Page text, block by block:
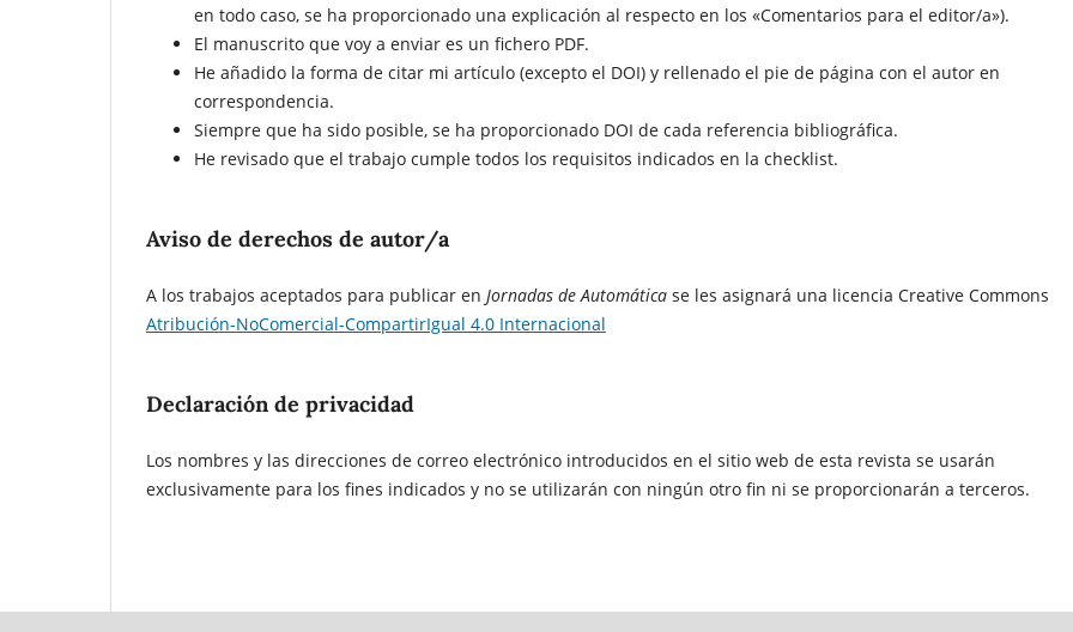
en todo caso, se ha proporcionado una explicación al respecto en los «Comentarios para el editor/a»).
El manuscrito que voy a enviar es un fichero PDF.
He añadido la forma de citar mi artículo (excepto el DOI) y rellenado el pie de página con el autor en
correspondencia.
Siempre que ha sido posible, se ha proporcionado DOI de cada referencia bibliográfica.
He revisado que el trabajo cumple todos los requisitos indicados en la checklist.
Aviso de derechos de autor/a
A los trabajos aceptados para publicar en Jornadas de Automática se les asignará una licencia Creative Commons
Atribución-NoComercial-CompartirIgual 4.0 Internacional
Declaración de privacidad
Los nombres y las direcciones de correo electrónico introducidos en el sitio web de esta revista se usarán
exclusivamente para los fines indicados y no se utilizarán con ningún otro fin ni se proporcionarán a terceros.